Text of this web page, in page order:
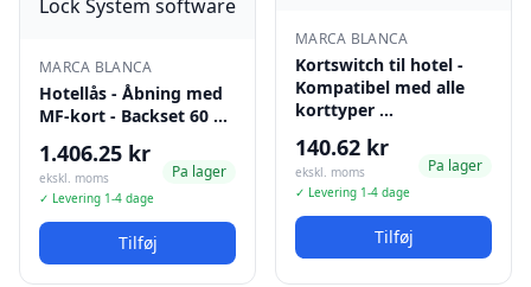
MARCA BLANCA
Hotellås - Åbning med
MF-kort - Backset 60 …
1.406.25 kr
ekskl. moms
✓ Levering 1-4 dage
Pa lager
Tilføj
MARCA BLANCA
Kortswitch til hotel -
Kompatibel med alle
korttyper …
140.62 kr
ekskl. moms
✓ Levering 1-4 dage
Pa lager
Tilføj